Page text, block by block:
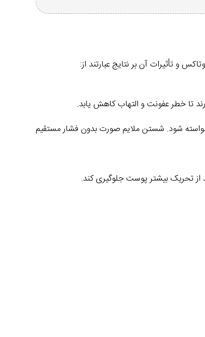
و تأثیرات آن بر نتایج عبارتند از:
تا خطر عفونت و التهاب کاهش یابد.
شود. شستن ملایم صورت بدون فشار مستقیم
از تحریک بیشتر پوست جلوگیری کند.